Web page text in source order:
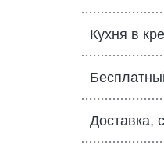
Кухня в
Доставка,